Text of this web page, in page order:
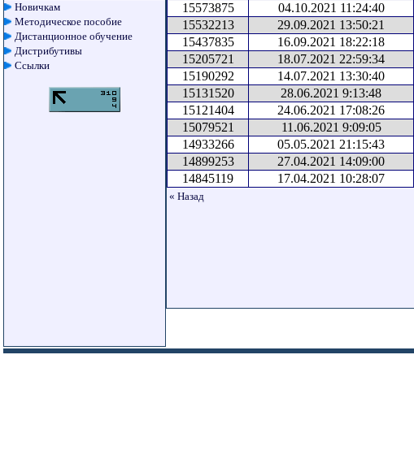
Новичкам
Методическое пособие
Дистанционное обучение
Дистрибутивы
Ссылки
15573875
04.10.2021 11:24:40
15532213
29.09.2021 13:50:21
15437835
16.09.2021 18:22:18
15205721
18.07.2021 22:59:34
15190292
14.07.2021 13:30:40
15131520
28.06.2021 9:13:48
15121404
24.06.2021 17:08:26
15079521
11.06.2021 9:09:05
14933266
05.05.2021 21:15:43
14899253
27.04.2021 14:09:00
14845119
17.04.2021 10:28:07
« Назад